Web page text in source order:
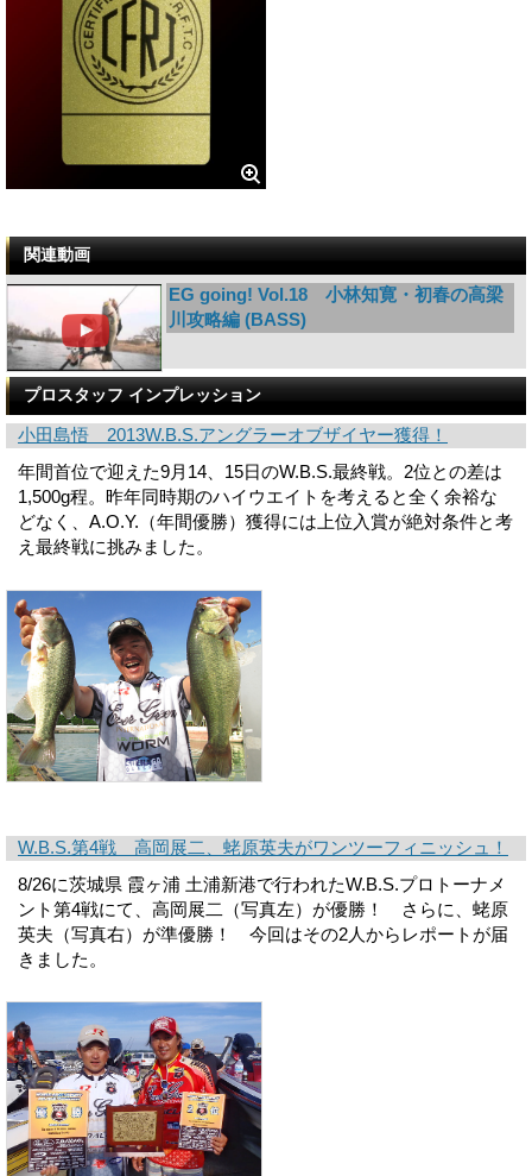
関連動画
EG going! Vol.18 小林知寛・初春の高梁
川攻略編 (BASS)
プロスタッフ インプレッション
小田島悟 2013W.B.S.アングラーオブザイヤー獲得！
年間首位で迎えた9月14、15日のW.B.S.最終戦。2位との差は
1,500g程。昨年同時期のハイウエイトを考えると全く余裕な
どなく、A.O.Y.（年間優勝）獲得には上位入賞が絶対条件と考
え最終戦に挑みました。
W.B.S.第4戦 高岡展二、蛯原英夫がワンツーフィニッシュ！
8/26に茨城県 霞ヶ浦 土浦新港で行われたW.B.S.プロトーナメ
ント第4戦にて、高岡展二（写真左）が優勝！ さらに、蛯原
英夫（写真右）が準優勝！ 今回はその2人からレポートが届
きました。